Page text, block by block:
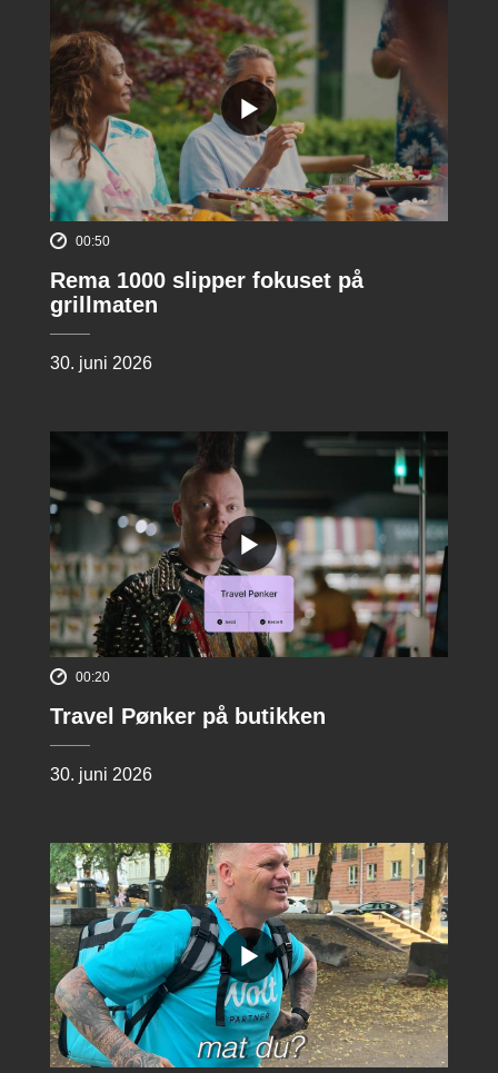
00:50
Rema 1000 slipper fokuset på
grillmaten
30. juni 2026
00:20
Travel Pønker på butikken
30. juni 2026